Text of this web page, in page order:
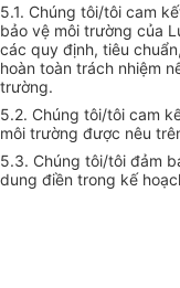
5.1. Chúng tôi/tôi cam
bảo vệ môi trường của
các quy định, tiêu
hoàn toàn trách nhiệm
trường.
5.2. Chúng tôi/tôi cam
môi trường được nêu
5.3. Chúng tôi/tôi đảm
dung điền trong kế